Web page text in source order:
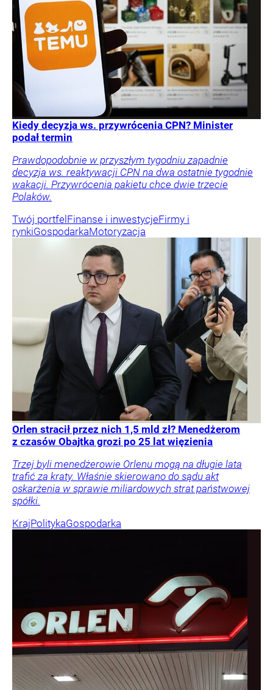
Kiedy decyzja ws. przywrócenia CPN? Minister
podał termin
Prawdopodobnie w przyszłym tygodniu zapadnie
decyzja ws. reaktywacji CPN na dwa ostatnie tygodnie
wakacji. Przywrócenia pakietu chce dwie trzecie
Polaków.
Twój portfelFinanse i inwestycjeFirmy i
rynkiGospodarkaMotoryzacja
Orlen stracił przez nich 1,5 mld zł? Menedżerom
z czasów Obajtka grozi po 25 lat więzienia
Trzej byli menedżerowie Orlenu mogą na długie lata
trafić za kraty. Właśnie skierowano do sądu akt
oskarżenia w sprawie miliardowych strat państwowej
spółki.
KrajPolitykaGospodarka